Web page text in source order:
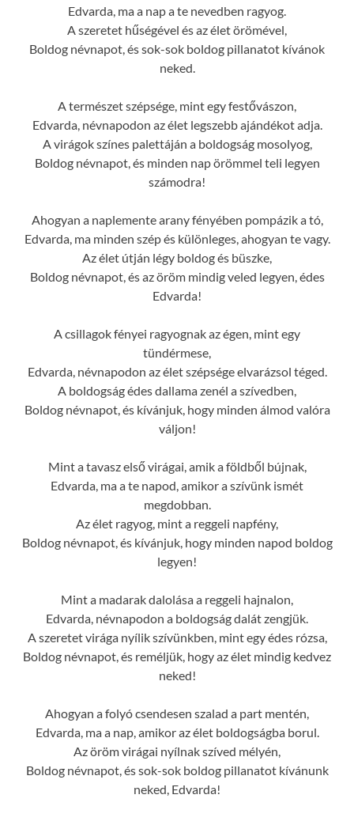
Edvarda, ma a nap a te nevedben ragyog.
A szeretet hűségével és az élet örömével,
Boldog névnapot, és sok-sok boldog pillanatot kívánok
neked.
A természet szépsége, mint egy festővászon,
Edvarda, névnapodon az élet legszebb ajándékot adja.
A virágok színes palettáján a boldogság mosolyog,
Boldog névnapot, és minden nap örömmel teli legyen
számodra!
Ahogyan a naplemente arany fényében pompázik a tó,
Edvarda, ma minden szép és különleges, ahogyan te vagy.
Az élet útján légy boldog és büszke,
Boldog névnapot, és az öröm mindig veled legyen, édes
Edvarda!
A csillagok fényei ragyognak az égen, mint egy
tündérmese,
Edvarda, névnapodon az élet szépsége elvarázsol téged.
A boldogság édes dallama zenél a szívedben,
Boldog névnapot, és kívánjuk, hogy minden álmod valóra
váljon!
Mint a tavasz első virágai, amik a földből bújnak,
Edvarda, ma a te napod, amikor a szívünk ismét
megdobban.
Az élet ragyog, mint a reggeli napfény,
Boldog névnapot, és kívánjuk, hogy minden napod boldog
legyen!
Mint a madarak dalolása a reggeli hajnalon,
Edvarda, névnapodon a boldogság dalát zengjük.
A szeretet virága nyílik szívünkben, mint egy édes rózsa,
Boldog névnapot, és reméljük, hogy az élet mindig kedvez
neked!
Ahogyan a folyó csendesen szalad a part mentén,
Edvarda, ma a nap, amikor az élet boldogságba borul.
Az öröm virágai nyílnak szíved mélyén,
Boldog névnapot, és sok-sok boldog pillanatot kívánunk
neked, Edvarda!